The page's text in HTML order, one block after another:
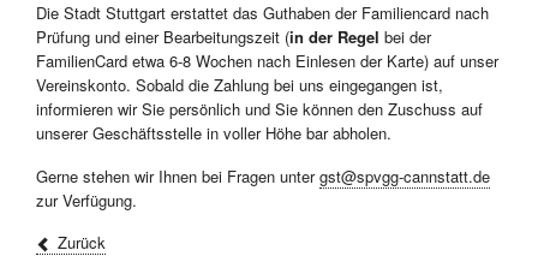
Die Stadt Stuttgart erstattet das Guthaben der Familiencard nach
Prüfung und einer Bearbeitungszeit (in der Regel bei der
FamilienCard etwa 6-8 Wochen nach Einlesen der Karte) auf unser
Vereinskonto. Sobald die Zahlung bei uns eingegangen ist,
informieren wir Sie persönlich und Sie können den Zuschuss auf
unserer Geschäftsstelle in voller Höhe bar abholen.
Gerne stehen wir Ihnen bei Fragen untergst@spvgg-cannstatt.de
zur Verfügung.
Zurück